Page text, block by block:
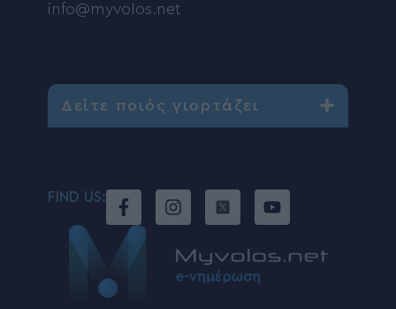
info@myvolos.net
Δείτε ποιός γιορτάζει
FIND US: